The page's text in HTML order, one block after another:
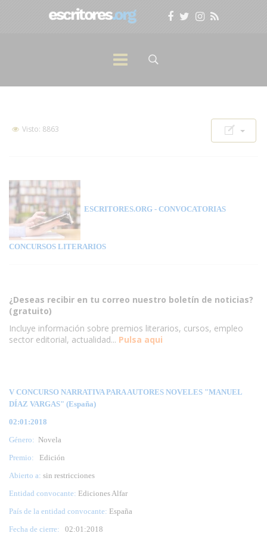
Visto: 8863
ESCRITORES.ORG - CONVOCATORIAS
CONCURSOS LITERARIOS
¿Deseas recibir en tu correo nuestro boletín de noticias?
(gratuito)
Incluye información sobre premios literarios, cursos, empleo
sector editorial, actualidad... Pulsa aqui
V CONCURSO NARRATIVA PARA AUTORES NOVELES "MANUEL
DÍAZ VARGAS" (España)
02:01:2018
Género: Novela
Premio:
Edición
Abierto a: sin restricciones
Entidad convocante: Ediciones Alfar
País de la entidad convocante: España
Fecha de cierre: 02:01:2018